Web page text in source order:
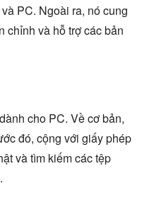
PC. Ngoài ra, nó cung
chỉnh và hỗ trợ các bản
cho PC. Về cơ bản,
đó, cộng với giấy phép
và tìm kiếm các tệp